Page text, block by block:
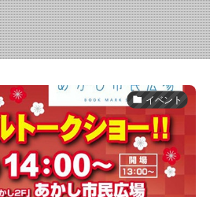
イベント